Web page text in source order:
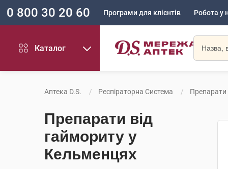
0 800 30 20 60 Програми для клієнтів Робота у
Каталог
Аптека D.S. Респіраторна Система Препарати
Препарати від
гаймориту у
Кельменцях